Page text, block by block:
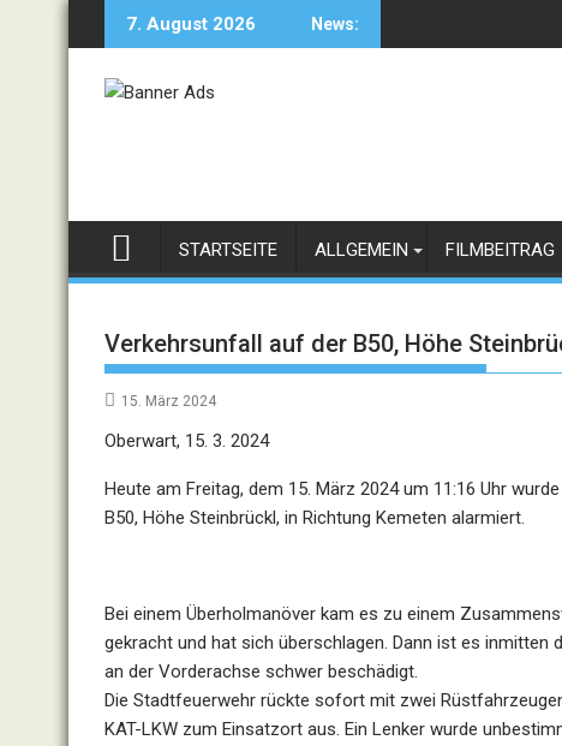
7. August 2026 News:
STARTSEITE ALLGEMEIN FILMBEITRAG
Verkehrsunfall auf der B50, Höhe
15. März 2024
Oberwart, 15. 3. 2024
Heute am Freitag, dem 15. März 2024 um 11:16 Uhr
B50, Höhe Steinbrückl, in Richtung Kemeten alarmiert.
Bei einem Überholmanöver kam es zu einem
gekracht und hat sich überschlagen. Dann ist es inmitten
an der Vorderachse schwer beschädigt.
Die Stadtfeuerwehr rückte sofort mit zwei
KAT-LKW zum Einsatzort aus. Ein Lenker wurde